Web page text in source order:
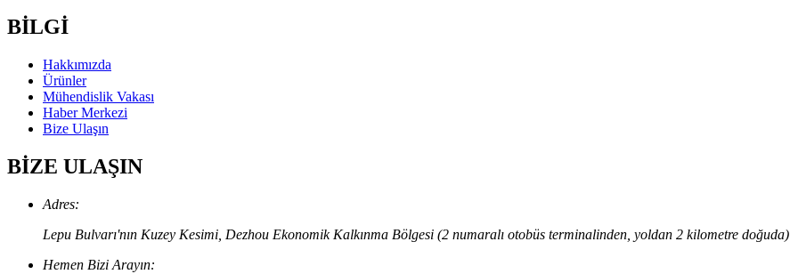
BİLGİ
Hakkımızda
Ürünler
Mühendislik Vakası
Haber Merkezi
Bize Ulaşın
BİZE ULAŞIN
Adres:
Lepu Bulvarı'nın Kuzey Kesimi, Dezhou Ekonomik Kalkınma Bölgesi (2 numaralı otobüs terminalinden, yoldan 2 kilometre doğuda)
Hemen Bizi Arayın: